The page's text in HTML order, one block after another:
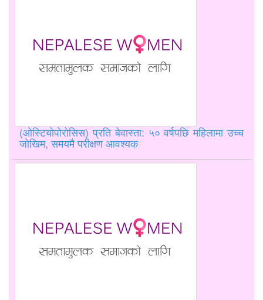
(ओस्टियोपोरोसिस) प्रति बेवास्ता: ५० वर्षपछि महिलामा उच्च
जोखिम, समयमै परीक्षण आवश्यक